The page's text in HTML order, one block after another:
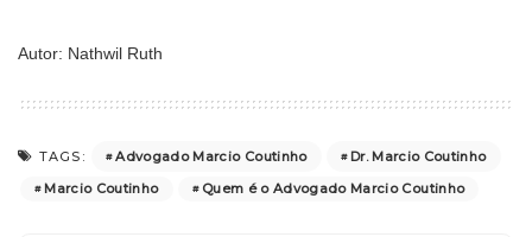
Autor: Nathwil Ruth
TAGS: Advogado Marcio Coutinho
Dr. Marcio Coutinho
Marcio Coutinho
Quem é o Advogado Marcio Coutinho